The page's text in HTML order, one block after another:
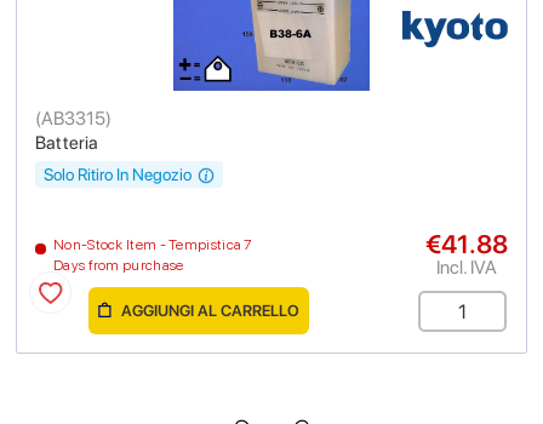
Batteria
(AB3315)
Non-Stock Item - Tempistica 7
Days from purchase
Solo Ritiro In Negozio
€41.88
Incl. IVA
AGGIUNGI AL CARRELLO